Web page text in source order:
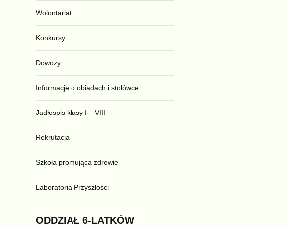
Wolontariat
Konkursy
Dowozy
Informacje o obiadach i stołówce
Jadłospis klasy I – VIII
Rekrutacja
Szkoła promująca zdrowie
Laboratoria Przyszłości
ODDZIAŁ 6-LATKÓW